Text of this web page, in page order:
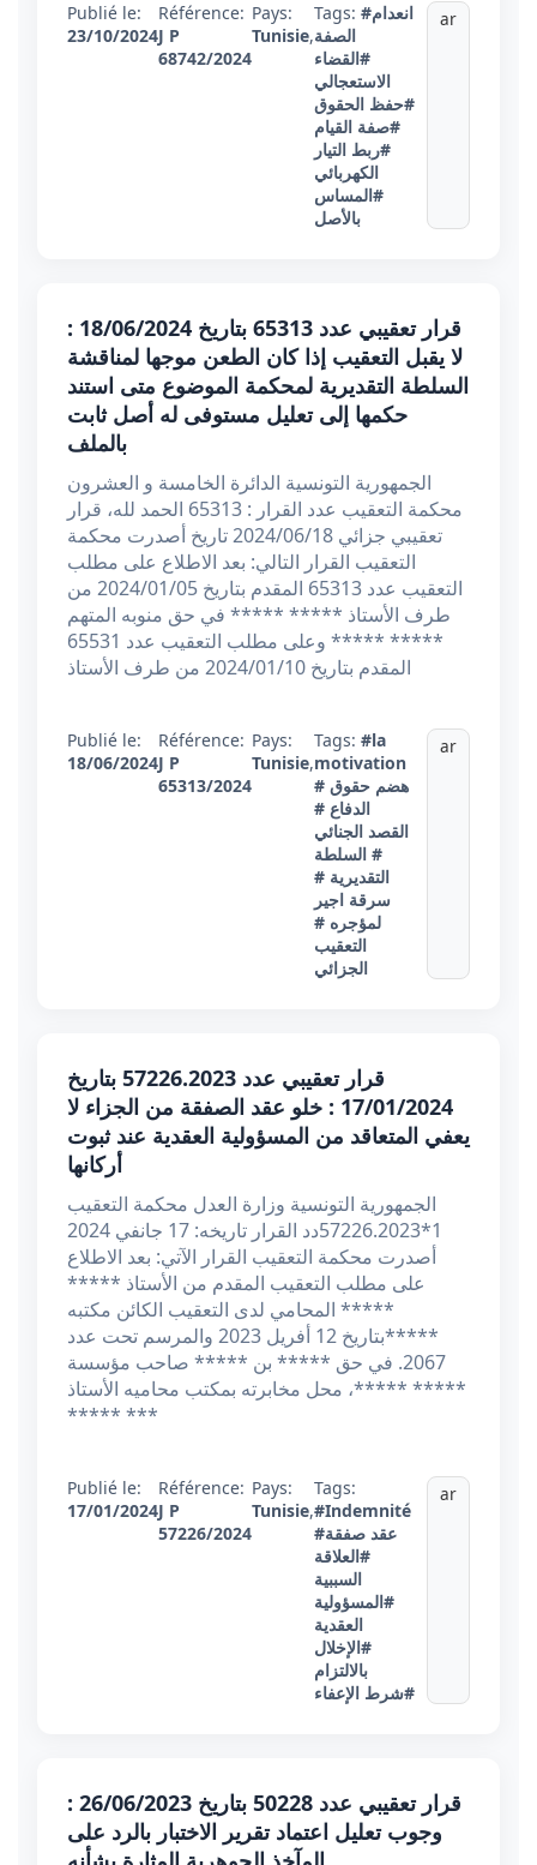
Publié le:
23/10/2024
Référence:
J P
68742/2024
Pays:
Tunisie,
Tags: #انعدام
الصفة
#القضاء
الاستعجالي
#حفظ الحقوق
#صفة القيام
#ربط التيار
الكهربائي
#المساس
بالأصل
ar
قرار تعقيبي عدد 65313 بتاريخ 18/06/2024 :
لا يقبل التعقيب إذا كان الطعن موجها لمناقشة
السلطة التقديرية لمحكمة الموضوع متى استند
حكمها إلى تعليل مستوفى له أصل ثابت
بالملف
الجمهورية التونسية الدائرة الخامسة و العشرون
محكمة التعقيب عدد القرار : 65313 الحمد لله، قرار
تعقيبي جزائي 2024/06/18 تاریخ أصدرت محكمة
التعقيب القرار التالي: بعد الاطلاع على مطلب
التعقيب عدد 65313 المقدم بتاريخ 2024/01/05 من
طرف الأستاذ ***** ***** في حق منوبه المتهم
***** ***** وعلى مطلب التعقيب عدد 65531
المقدم بتاريخ 2024/01/10 من طرف الأستاذ
Publié le:
18/06/2024
Référence:
J P
65313/2024
Pays:
Tunisie,
Tags: #la
motivation
# هضم حقوق
الدفاع #
القصد الجنائي
# السلطة
التقديرية #
سرقة اجير
لمؤجره #
التعقيب
الجزائي
ar
قرار تعقيبي عدد 57226.2023 بتاريخ
17/01/2024 : خلو عقد الصفقة من الجزاء لا
يعفي المتعاقد من المسؤولية العقدية عند ثبوت
أركانها
الجمهورية التونسية وزارة العدل محكمة التعقيب
1*57226.2023دد القرار تاريخه: 17 جانفي 2024
أصدرت محكمة التعقيب القرار الآتي: بعد الاطلاع
على مطلب التعقيب المقدم من الأستاذ *****
***** المحامي لدى التعقيب الكائن مكتبه
*****بتاريخ 12 أفريل 2023 والمرسم تحت عدد
2067. في حق ***** بن ***** صاحب مؤسسة
***** *****، محل مخابرته بمكتب محاميه الأستاذ
***** ***
Publié le:
17/01/2024
Référence:
J P
57226/2024
Pays:
Tunisie,
Tags:
#Indemnité
#عقد صفقة
#العلاقة
السببية
#المسؤولية
العقدية
#الإخلال
بالالتزام
#شرط الإعفاء
ar
قرار تعقيبي عدد 50228 بتاريخ 26/06/2023 :
وجوب تعليل اعتماد تقرير الاختبار بالرد على